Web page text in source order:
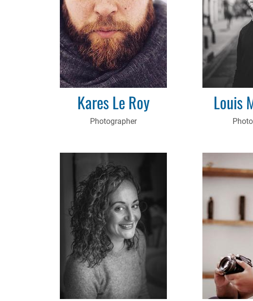
Kares Le Roy
Photographer
Louis